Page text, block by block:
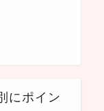
にポイン